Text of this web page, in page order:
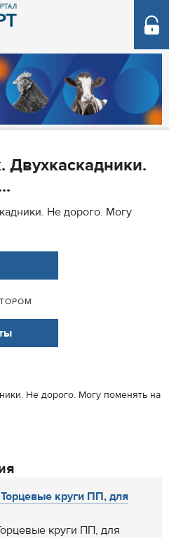
Двухкаскадники.
Не дорого. Могу
Не дорого. Могу поменять на
круги ПП, для
круги ПП, для